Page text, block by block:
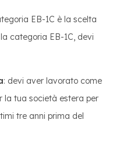
EB-1C è la scelta
categoria EB-1C, devi
: devi aver lavorato come
la tua società estera per
tre anni prima del